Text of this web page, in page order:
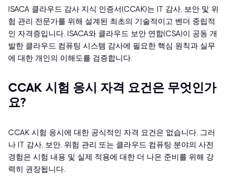
ISACA 클라우드 감사 지식 인증서(CCAK)는 IT 감사, 보안 및 위
험 관리 전문가를 위해 설계된 최초의 기술적이고 벤더 중립적
인 자격증입니다. ISACA와 클라우드 보안 연합(CSA)이 공동 개
발한 클라우드 컴퓨팅 시스템 감사에 필요한 핵심 원칙과 실무
에 대한 개인의 이해도를 검증합니다.
CCAK 시험 응시 자격 요건은 무엇인가
요?
CCAK 시험 응시에 대한 공식적인 자격 요건은 없습니다. 그러
나 IT 감사, 보안, 위험 관리 또는 클라우드 컴퓨팅 분야의 사전
경험은 시험 내용 및 실제 적용에 대한 더 나은 준비를 위해 강
력히 권장됩니다.